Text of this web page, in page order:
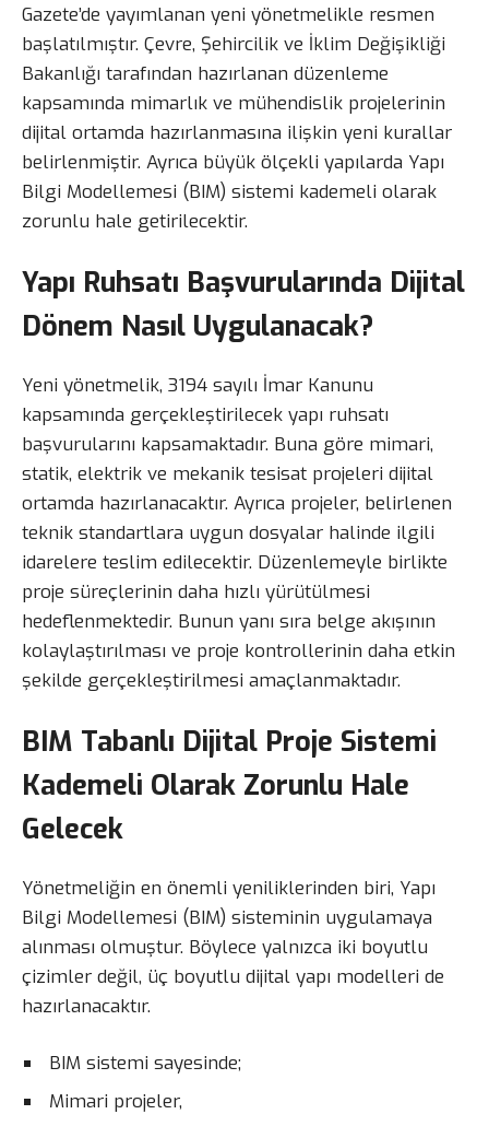
Gazete’de yayımlanan yeni yönetmelikle resmen
başlatılmıştır. Çevre, Şehircilik ve İklim Değişikliği
Bakanlığı tarafından hazırlanan düzenleme
kapsamında mimarlık ve mühendislik projelerinin
dijital ortamda hazırlanmasına ilişkin yeni kurallar
belirlenmiştir. Ayrıca büyük ölçekli yapılarda Yapı
Bilgi Modellemesi (BIM) sistemi kademeli olarak
zorunlu hale getirilecektir.
Yapı Ruhsatı Başvurularında Dijital
Dönem Nasıl Uygulanacak?
Yeni yönetmelik, 3194 sayılı İmar Kanunu
kapsamında gerçekleştirilecek yapı ruhsatı
başvurularını kapsamaktadır. Buna göre mimari,
statik, elektrik ve mekanik tesisat projeleri dijital
ortamda hazırlanacaktır. Ayrıca projeler, belirlenen
teknik standartlara uygun dosyalar halinde ilgili
idarelere teslim edilecektir. Düzenlemeyle birlikte
proje süreçlerinin daha hızlı yürütülmesi
hedeflenmektedir. Bunun yanı sıra belge akışının
kolaylaştırılması ve proje kontrollerinin daha etkin
şekilde gerçekleştirilmesi amaçlanmaktadır.
BIM Tabanlı Dijital Proje Sistemi
Kademeli Olarak Zorunlu Hale
Gelecek
Yönetmeliğin en önemli yeniliklerinden biri, Yapı
Bilgi Modellemesi (BIM) sisteminin uygulamaya
alınması olmuştur. Böylece yalnızca iki boyutlu
çizimler değil, üç boyutlu dijital yapı modelleri de
hazırlanacaktır.
BIM sistemi sayesinde;
Mimari projeler,